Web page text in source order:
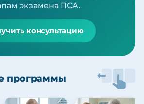
экзамена ПСА.
консультацию
программы